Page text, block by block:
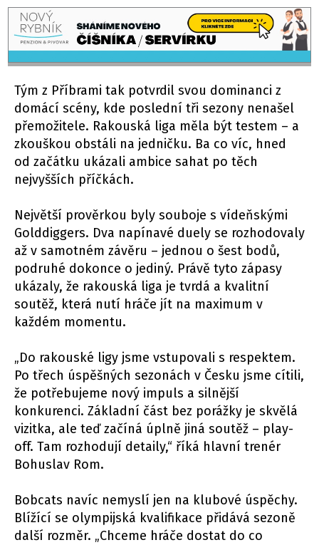
Tým z Příbrami tak potvrdil svou dominanci z
domácí scény, kde poslední tři sezony nenašel
přemožitele. Rakouská liga měla být testem – a
zkouškou obstáli na jedničku. Ba co víc, hned
od začátku ukázali ambice sahat po těch
nejvyšších příčkách.
Největší prověrkou byly souboje s vídeňskými
Golddiggers. Dva napínavé duely se rozhodovaly
až v samotném závěru – jednou o šest bodů,
podruhé dokonce o jediný. Právě tyto zápasy
ukázaly, že rakouská liga je tvrdá a kvalitní
soutěž, která nutí hráče jít na maximum v
každém momentu.
„Do rakouské ligy jsme vstupovali s respektem.
Po třech úspěšných sezonách v Česku jsme cítili,
že potřebujeme nový impuls a silnější
konkurenci. Základní část bez porážky je skvělá
vizitka, ale teď začíná úplně jiná soutěž – play-
off. Tam rozhodují detaily,“ říká hlavní trenér
Bohuslav Rom.
Bobcats navíc nemyslí jen na klubové úspěchy.
Blížící se olympijská kvalifikace přidává sezoně
další rozměr. „Chceme hráče dostat do co